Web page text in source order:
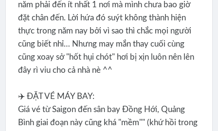
năm phải đến ít nhất 1 nơi mà mình chưa bao giờ
đặt chân đến. Lời hứa đó suýt không thành hiện
thực trong năm nay bởi vì sao thì chắc mọi người
cũng biết nhỉ… Nhưng may mắn thay cuối cùng
cũng xoay sở "hốt hụi chót" hơi bị xịn luôn nên lên
đây rì viu cho cả nhà nè ^^
✈️ ĐẶT VÉ MÁY BAY:
Giá vé từ Saigon đến sân bay Đồng Hới, Quảng
Bình giai đoạn này cũng khá "mềm"" (khứ hồi trong